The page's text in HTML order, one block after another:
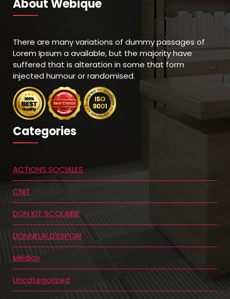
About Webique
There are many variations of dummy passages of
Lorem Ipsum a available, but the majority have
suffered that is alteration in some that form
injected humour or randomised.
Categories
ACTIONS SOCIALES
CNIT
DON KIT SCOLAIRE
DONNEUR D'ESPOIR
Médias
Uncategorized